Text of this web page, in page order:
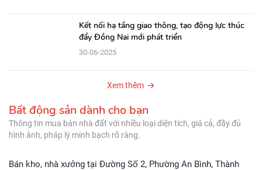
Kết nối hạ tầng giao thông, tạo động lực thúc
đẩy Đồng Nai mới phát triển
30-06-2025
Xem thêm
Bất động sản dành cho bạn
Thông tin mua bán nhà đất với nhiều loại diện tích, giá cả, đầy đủ
hình ảnh, pháp lý minh bạch rõ ràng.
Bán kho, nhà xưởng tại Đường Số 2, Phường An Bình, Thành